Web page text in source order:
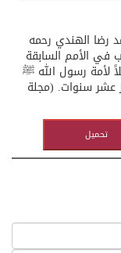
رضا الهندي رحمه
في الأمم السابقة
لأمة رسول الله ﷺ
عشر سنوات. (مجلة
تحميل